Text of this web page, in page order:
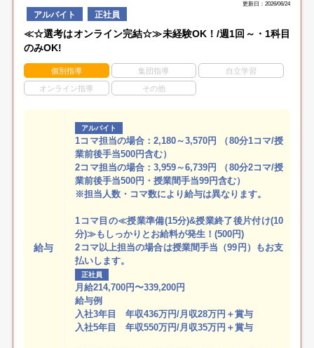
更新日：2026/06/24
アルバイト 正社員
≪☆選考はオンライン完結☆≫未経験OK！/週1回～・1科目
のみOK!
個別指導 集団指導 自立学習
オンライン指導 その他
給与
アルバイト
1コマ担当の場合：2,180～3,570円 （80分1コマ/授
業前後手当500円含む）
2コマ担当の場合：3,959～6,739円 （80分2コマ/授
業前後手当500円・授業間手当99円含む）
※担当人数・コマ数により給与は異なります。
1コマ目の≪授業準備(15分)&授業終了後片付け(10
分)≫もしっかりとお給料が発生！(500円)
2コマ以上担当の場合は授業間手当（99円）もお支
払いします。
正社員
月給214,700円〜339,200円
給与例
入社3年目 年収436万円/月収28万円＋賞与
入社5年目 年収550万円/月収35万円＋賞与